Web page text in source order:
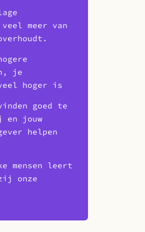
meer van
je
hoger is
goed te
en jouw
helpen
mensen leert
onze